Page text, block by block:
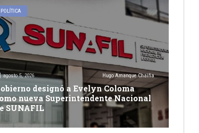
POLÍTICA
agosto 5, 2026 Hugo Amanque Chaiña
designó a Evelyn Coloma
nueva Superintendente Nacional
SUNAFIL